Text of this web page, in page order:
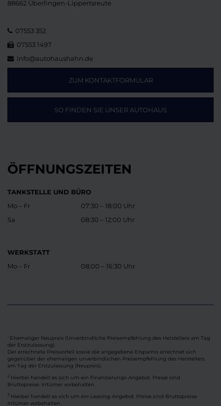
88662 Überlingen-Lippertsreute
07553 352
07553 1497
info@autohaushahn.de
ZUM KONTAKTFORMULAR
SO FINDEN SIE UNSER AUTOHAUS
ÖFFNUNGSZEITEN
TANKSTELLE UND BÜRO
Mo – Fr
Sa
07:30 – 18:00 Uhr
08:30 – 12:00 Uhr
WERKSTATT
Mo – Fr
08:00 – 16:30 Uhr
Ehemaliger Neupreis (Unverbindliche Preisempfehlung des Herstellers am Tag
der Erstzulassung).
Der errechnete Preisvorteil sowie die angegebene Ersparnis errechnet sich
gegenüber der ehemaligen unverbindlichen Preisempfehlung des Herstellers
am Tag der Erstzulassung (Neupreis).
2 Hierbei handelt es sich um ein Finanzierungs-Angebot. Preise sind
Bruttopreise. Irrtümer vorbehalten.
3 Hierbei handelt es sich um ein Leasing-Angebot. Preise sind Bruttopreise.
Irrtümer vorbehalten.